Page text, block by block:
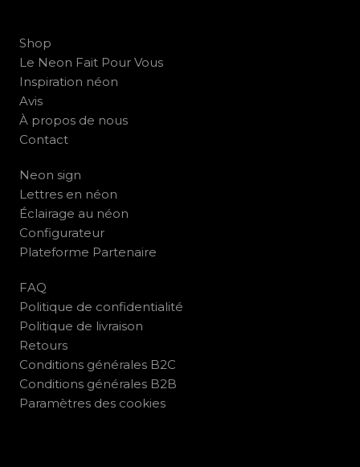
Shop
Le Neon Fait Pour Vous
Inspiration néon
Avis
À propos de nous
Contact
Neon sign
Lettres en néon
Éclairage au néon
Configurateur
Plateforme Partenaire
FAQ
Politique de confidentialité
Politique de livraison
Retours
Conditions générales B2C
Conditions générales B2B
Paramètres des cookies